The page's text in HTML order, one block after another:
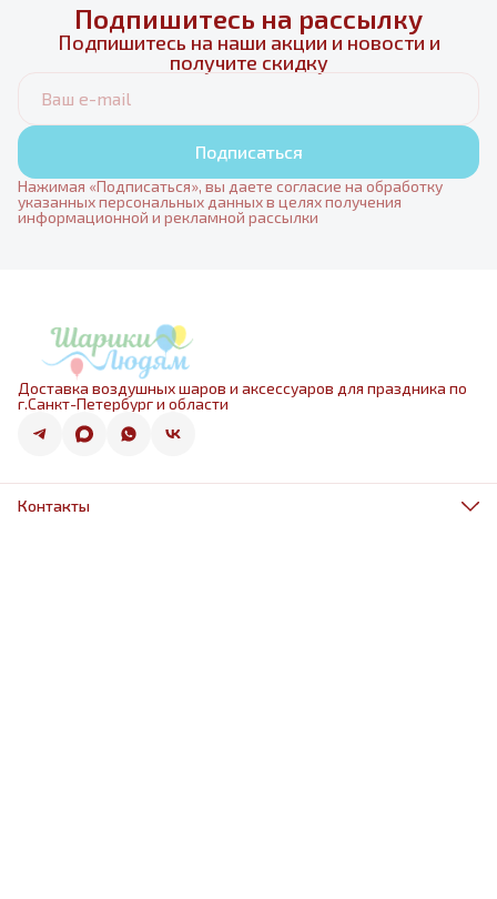
Подпишитесь на рассылку
Подпишитесь на наши акции и новости и
получите скидку
Подписаться
Нажимая «Подписаться», вы даете согласие на обработку
указанных персональных данных в целях получения
информационной и рекламной рассылки
Доставка воздушных шаров и аксессуаров для праздника по
г.Санкт-Петербург и области
Контакты